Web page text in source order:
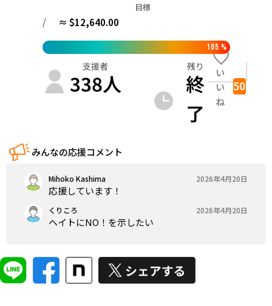
目標
/ ≈ $12,640.00
105 %
支援者
338人
残り
終
了
い
い
ね
50
みんなの応援コメント
Mihoko Kashima 2026年4月20日
応援しています！
くりころ 2026年4月20日
ヘイトにNO！を示したい